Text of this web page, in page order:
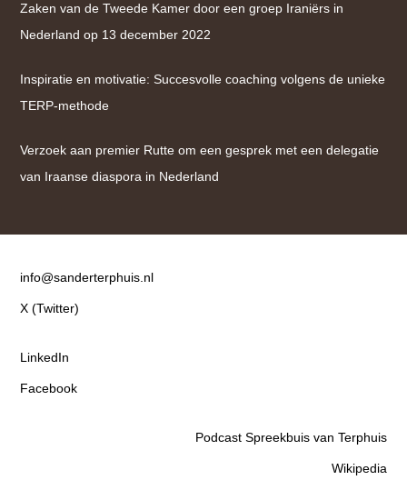
Zaken van de Tweede Kamer door een groep Iraniërs in
Nederland op 13 december 2022
Inspiratie en motivatie: Succesvolle coaching volgens de unieke
TERP-methode
Verzoek aan premier Rutte om een gesprek met een delegatie
van Iraanse diaspora in Nederland
Contact
info@sanderterphuis.nl
X (Twitter)
LinkedIn
Facebook
Podcast Spreekbuis van Terphuis
Wikipedia